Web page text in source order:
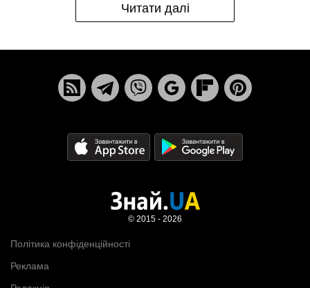
Читати далі
Політика конфіденційності
Реклама
© 2015 - 2026